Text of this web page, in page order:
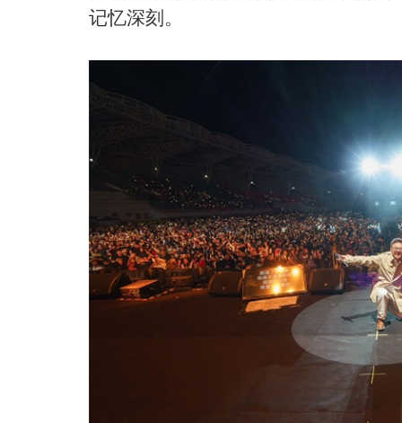
记忆深刻 。